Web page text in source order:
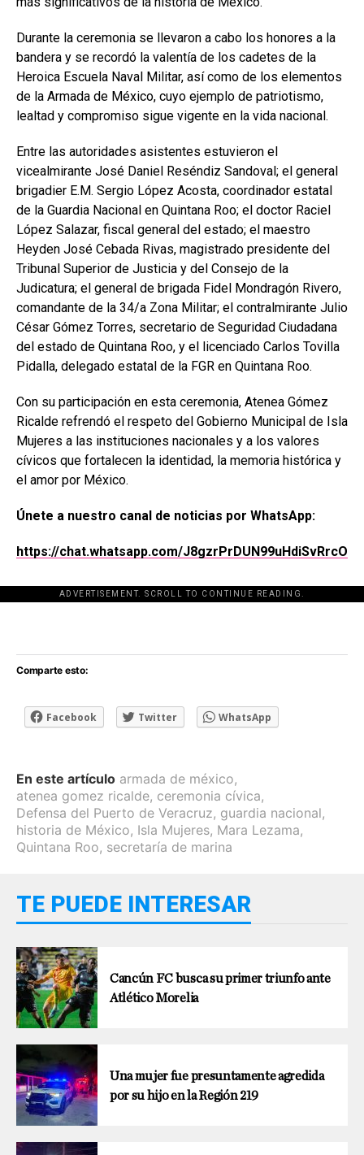
Durante la ceremonia se llevaron a cabo los honores a la
bandera y se recordó la valentía de los cadetes de la
Heroica Escuela Naval Militar, así como de los elementos
de la Armada de México, cuyo ejemplo de patriotismo,
lealtad y compromiso sigue vigente en la vida nacional.
Entre las autoridades asistentes estuvieron el
vicealmirante José Daniel Reséndiz Sandoval; el general
brigadier E.M. Sergio López Acosta, coordinador estatal
de la Guardia Nacional en Quintana Roo; el doctor Raciel
López Salazar, fiscal general del estado; el maestro
Heyden José Cebada Rivas, magistrado presidente del
Tribunal Superior de Justicia y del Consejo de la
Judicatura; el general de brigada Fidel Mondragón Rivero,
comandante de la 34/a Zona Militar; el contralmirante Julio
César Gómez Torres, secretario de Seguridad Ciudadana
del estado de Quintana Roo, y el licenciado Carlos Tovilla
Pidalla, delegado estatal de la FGR en Quintana Roo.
Con su participación en esta ceremonia, Atenea Gómez
Ricalde refrendó el respeto del Gobierno Municipal de Isla
Mujeres a las instituciones nacionales y a los valores
cívicos que fortalecen la identidad, la memoria histórica y
el amor por México.
Únete a nuestro canal de noticias por WhatsApp:
https://chat.whatsapp.com/J8gzrPrDUN99uHdiSvRrcO
ADVERTISEMENT. SCROLL TO CONTINUE READING.
[adsforwp id="243463"]
Comparte esto:
Facebook Twitter WhatsApp
En este artículo armada de méxico,
atenea gomez ricalde, ceremonia cívica,
Defensa del Puerto de Veracruz, guardia nacional,
historia de México, Isla Mujeres, Mara Lezama,
Quintana Roo, secretaría de marina
TE PUEDE INTERESAR
Cancún FC busca su primer triunfo ante
Atlético Morelia
Una mujer fue presuntamente agredida
por su hijo en la Región 219